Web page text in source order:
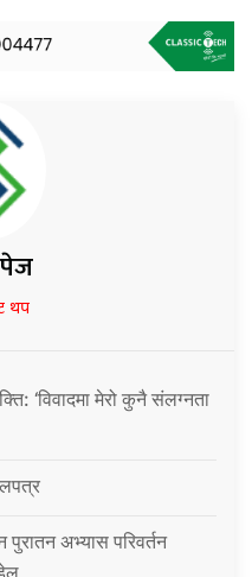
थप
‘विवादमा मेरो कुनै संलग्नता
पुरातन अभ्यास परिवर्तन